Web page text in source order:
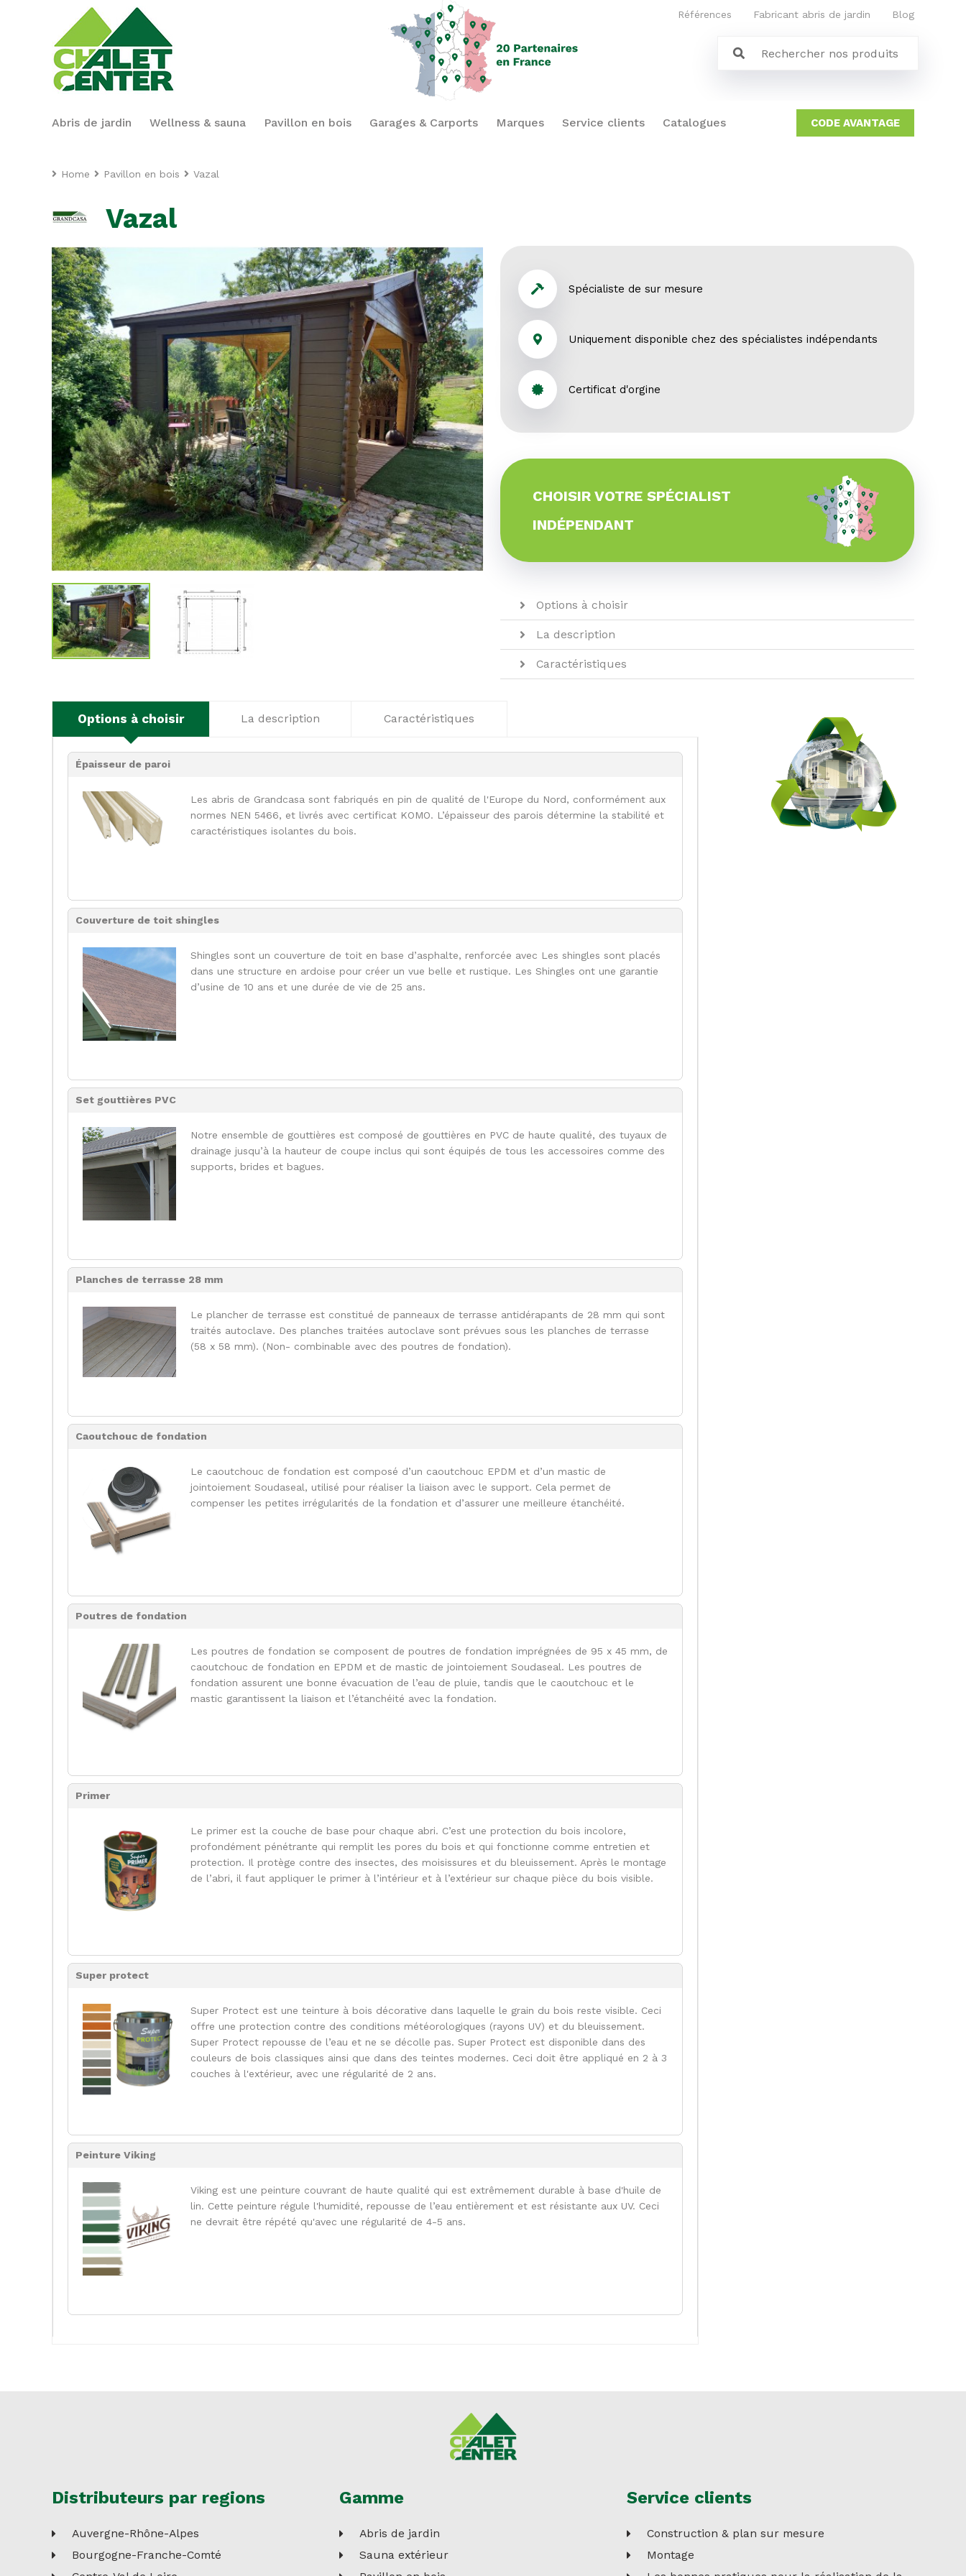
Références Fabricant abris de jardin Blog
Abris de jardin Wellness & sauna Pavillon en bois Garages & Carports Marques Service clients Catalogues CODE AVANTAGE
Home Pavillon en bois Vazal
Vazal
Spécialiste de sur mesure
Uniquement disponible chez des spécialistes indépendants
Certificat d'orgine
CHOISIR VOTRE SPÉCIALIST
INDÉPENDANT
Options à choisir
La description
Caractéristiques
Options à choisir La description Caractéristiques
Épaisseur de paroi
Les abris de Grandcasa sont fabriqués en pin de qualité de l'Europe du Nord, conformément aux
normes NEN 5466, et livrés avec certificat KOMO. L’épaisseur des parois détermine la stabilité et
caractéristiques isolantes du bois.
Couverture de toit shingles
Shingles sont un couverture de toit en base d’asphalte, renforcée avec Les shingles sont placés
dans une structure en ardoise pour créer un vue belle et rustique. Les Shingles ont une garantie
d’usine de 10 ans et une durée de vie de 25 ans.
Set gouttières PVC
Notre ensemble de gouttières est composé de gouttières en PVC de haute qualité, des tuyaux de
drainage jusqu’à la hauteur de coupe inclus qui sont équipés de tous les accessoires comme des
supports, brides et bagues.
Planches de terrasse 28 mm
Le plancher de terrasse est constitué de panneaux de terrasse antidérapants de 28 mm qui sont
traités autoclave. Des planches traitées autoclave sont prévues sous les planches de terrasse
(58 x 58 mm). (Non- combinable avec des poutres de fondation).
Caoutchouc de fondation
Le caoutchouc de fondation est composé d’un caoutchouc EPDM et d’un mastic de
jointoiement Soudaseal, utilisé pour réaliser la liaison avec le support. Cela permet de
compenser les petites irrégularités de la fondation et d’assurer une meilleure étanchéité.
Poutres de fondation
Les poutres de fondation se composent de poutres de fondation imprégnées de 95 x 45 mm, de
caoutchouc de fondation en EPDM et de mastic de jointoiement Soudaseal. Les poutres de
fondation assurent une bonne évacuation de l’eau de pluie, tandis que le caoutchouc et le
mastic garantissent la liaison et l’étanchéité avec la fondation.
Primer
Le primer est la couche de base pour chaque abri. C’est une protection du bois incolore,
profondément pénétrante qui remplit les pores du bois et qui fonctionne comme entretien et
protection. Il protège contre des insectes, des moisissures et du bleuissement. Après le montage
de l’abri, il faut appliquer le primer à l’intérieur et à l’extérieur sur chaque pièce du bois visible.
Super protect
Super Protect est une teinture à bois décorative dans laquelle le grain du bois reste visible. Ceci
offre une protection contre des conditions météorologiques (rayons UV) et du bleuissement.
Super Protect repousse de l’eau et ne se décolle pas. Super Protect est disponible dans des
couleurs de bois classiques ainsi que dans des teintes modernes. Ceci doit être appliqué en 2 à 3
couches à l'extérieur, avec une régularité de 2 ans.
Peinture Viking
Viking est une peinture couvrant de haute qualité qui est extrêmement durable à base d'huile de
lin. Cette peinture régule l'humidité, repousse de l’eau entièrement et est résistante aux UV. Ceci
ne devrait être répété qu'avec une régularité de 4-5 ans.
Distributeurs par regions
Auvergne-Rhône-Alpes
Bourgogne-Franche-Comté
Gamme
Abris de jardin
Sauna extérieur
Service clients
Construction & plan sur mesure
Montage